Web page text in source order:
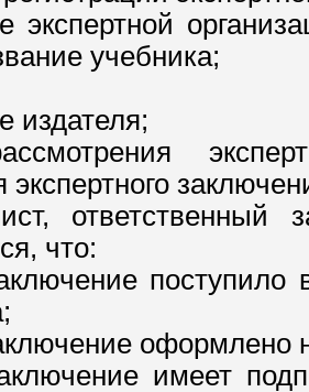
экспертной
учебника;
издателя;
экспертного
ответственный
что:
оформлено
имеет